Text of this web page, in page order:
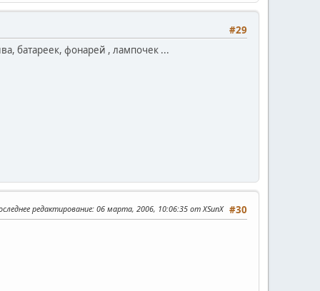
#29
батареек, фонарей , лампочек ...
#30
редактирование: 06 марта, 2006, 10:06:35 от XSunX